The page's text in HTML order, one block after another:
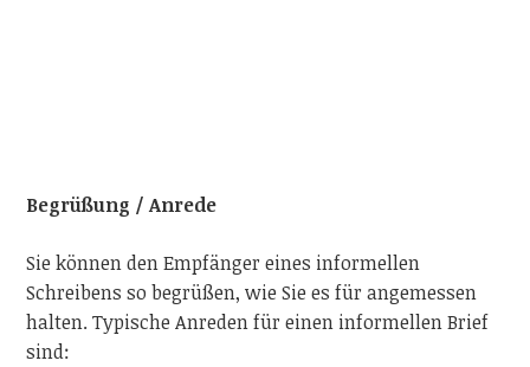
Begrüßung / Anrede
Sie können den Empfänger eines informellen
Schreibens so begrüßen, wie Sie es für angemessen
halten. Typische Anreden für einen informellen Brief
sind: